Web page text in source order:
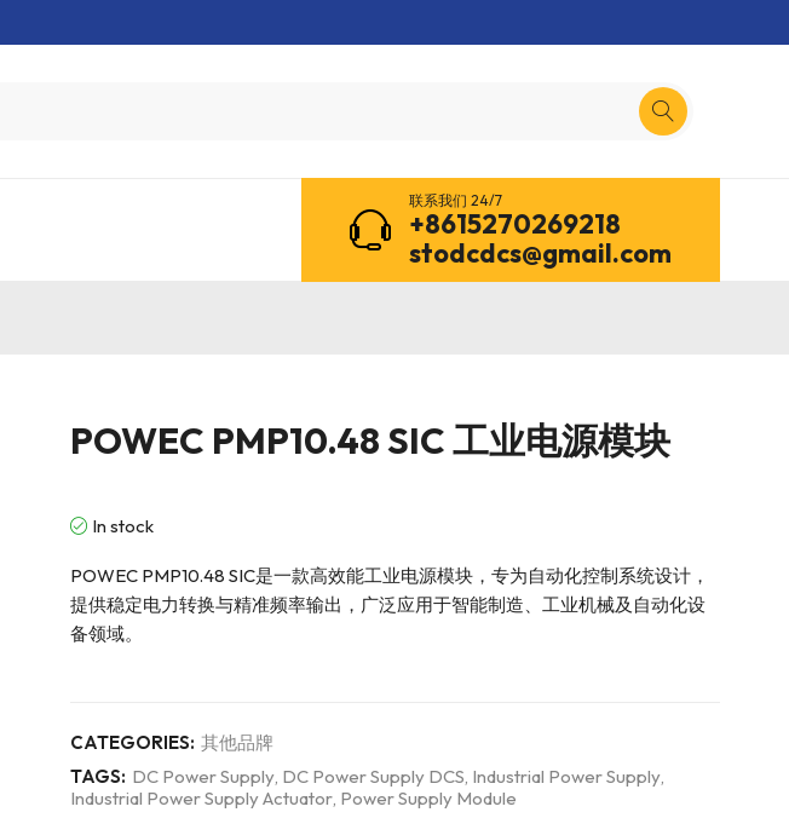
联系我们 24/7
+8615270269218
stodcdcs@gmail.com
POWEC PMP10.48 SIC 工业电源模块
In stock
POWEC PMP10.48 SIC是一款高效能工业电源模块，专为自动化控制系统设计，
提供稳定电力转换与精准频率输出，广泛应用于智能制造、工业机械及自动化设
备领域。
CATEGORIES: 其他品牌
TAGS: DC Power Supply, DC Power Supply DCS, Industrial Power Supply,
Industrial Power Supply Actuator, Power Supply Module